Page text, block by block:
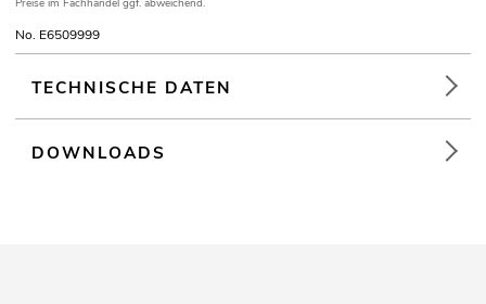
Preise im Fachhandel ggf. abweichend.
No. E6509999
TECHNISCHE DATEN
DOWNLOADS